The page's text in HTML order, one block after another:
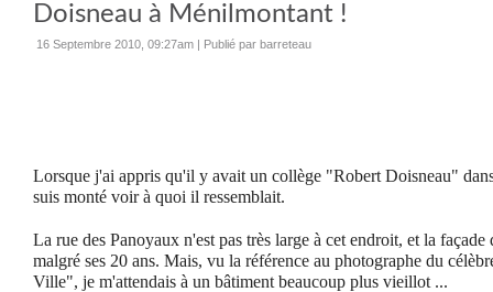
Doisneau à Ménilmontant !
16 Septembre 2010, 09:27am | Publié par barreteau
Lorsque j'ai appris qu'il y avait un collège "Robert Doisneau"
suis monté voir à quoi il ressemblait.
La rue des Panoyaux n'est pas très large à cet endroit, et la
malgré ses 20 ans. Mais, vu la référence au photographe du
Ville", je m'attendais à un bâtiment beaucoup plus vieillot ...